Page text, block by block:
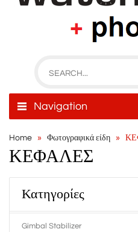
Navigation
Home Φωτογραφικά είδη
ΚΕΦΑΛΕΣ
Κατηγορίες
Gimbal Stabilizer